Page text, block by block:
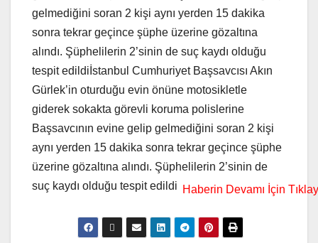
gelmediğini soran 2 kişi aynı yerden 15 dakika
sonra tekrar geçince şüphe üzerine gözaltına
alındı. Şüphelilerin 2’sinin de suç kaydı olduğu
tespit edildiİstanbul Cumhuriyet Başsavcısı Akın
Gürlek’in oturduğu evin önüne motosikletle
giderek sokakta görevli koruma polislerine
Başsavcının evine gelip gelmediğini soran 2 kişi
aynı yerden 15 dakika sonra tekrar geçince şüphe
üzerine gözaltına alındı. Şüphelilerin 2’sinin de
suç kaydı olduğu tespit edildi